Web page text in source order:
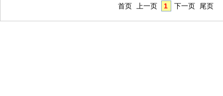
首页 上一页 1 下一页 尾页